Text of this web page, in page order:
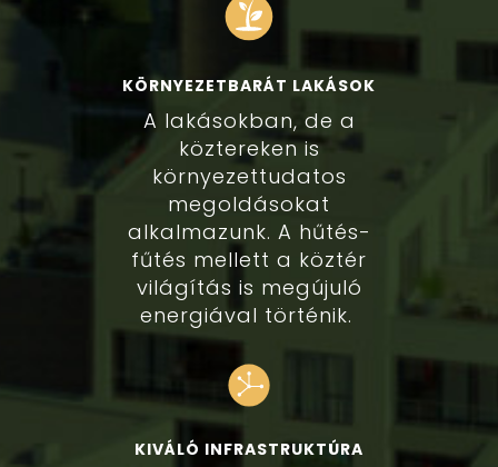
KÖRNYEZETBARÁT LAKÁSOK
A lakásokban, de a
köztereken is
környezettudatos
megoldásokat
alkalmazunk. A hűtés-
fűtés mellett a köztér
világítás is megújuló
energiával történik.
KIVÁLÓ INFRASTRUKTÚRA